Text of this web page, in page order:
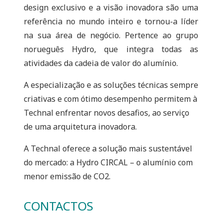
design exclusivo e a visão inovadora são uma
referência no mundo inteiro e tornou-a líder
na sua área de negócio. Pertence ao grupo
norueguês Hydro, que integra todas as
atividades da cadeia de valor do alumínio.
A especialização e as soluções técnicas sempre
criativas e com ótimo desempenho permitem à
Technal enfrentar novos desafios, ao serviço
de uma arquitetura inovadora.
A Technal oferece a solução mais sustentável
do mercado: a Hydro CIRCAL – o alumínio com
menor emissão de CO2.
CONTACTOS